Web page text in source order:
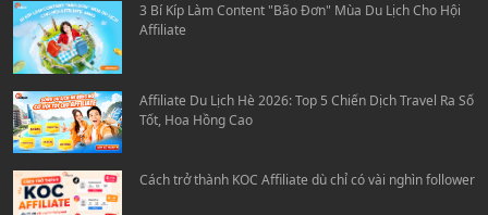
3 Bí Kíp Làm Content "Bão Đơn" Mùa Du Lịch Cho Hội
Affiliate
Affiliate Du Lịch Hè 2026: Top 5 Chiến Dịch Travel Ra Số
Tốt, Hoa Hồng Cao
Cách trở thành KOC Affiliate dù chỉ có vài nghìn follower